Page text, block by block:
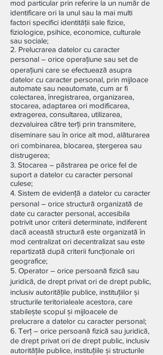
mod particular prin referire la un număr de
identificare ori la unul sau la mai multi
factori specifici identității sale fizice,
fiziologice, psihice, economice, culturale
sau sociale;
2. Prelucrarea datelor cu caracter
personal – orice operațiune sau set de
operațiuni care se efectuează asupra
datelor cu caracter personal, prin mijloace
automate sau neautomate, cum ar fi
colectarea, înregistrarea, organizarea,
stocarea, adaptarea ori modificarea,
extragerea, consultarea, utilizarea,
dezvaluirea către terți prin transmitere,
diseminare sau în orice alt mod, alăturarea
ori combinarea, blocarea, ștergerea sau
distrugerea;
3. Stocarea – păstrarea pe orice fel de
suport a datelor cu caracter personal
culese;
4. Sistem de evidență a datelor cu caracter
personal – orice structură organizată de
date cu caracter personal, accesibila
potrivit unor criterii determinate, indiferent
dacă această structură este organizată în
mod centralizat ori decentralizat sau este
repartizată după criterii funcționale ori
geografice;
5. Operator – orice persoană fizică sau
juridică, de drept privat ori de drept public,
inclusiv autoritățile publice, instituțiilor și
structurile teritorialeale acestora, care
stabilește scopul și mijloacele de
prelucrare a datelor cu caracter personal;
6. Terț – orice persoană fizică sau juridică,
de drept privat ori de drept public, inclusiv
autoritățile publice, instituțiile și structurile